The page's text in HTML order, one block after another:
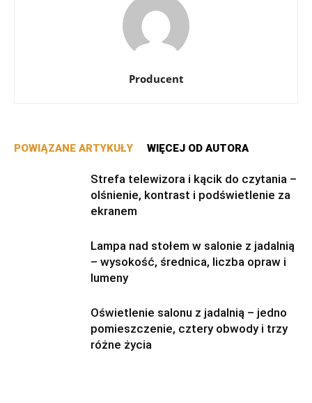
Producent
POWIĄZANE ARTYKUŁY WIĘCEJ OD AUTORA
Strefa telewizora i kącik do czytania –
olśnienie, kontrast i podświetlenie za
ekranem
Lampa nad stołem w salonie z jadalnią
– wysokość, średnica, liczba opraw i
lumeny
Oświetlenie salonu z jadalnią – jedno
pomieszczenie, cztery obwody i trzy
różne życia